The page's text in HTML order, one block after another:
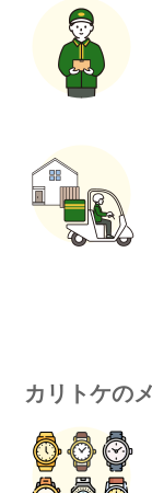
カリトケの